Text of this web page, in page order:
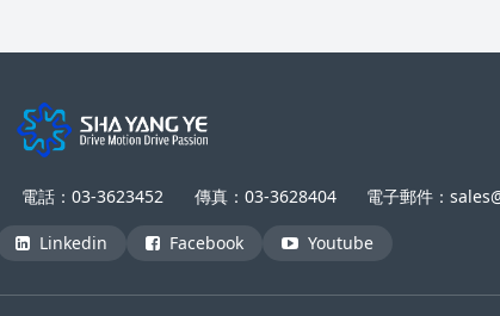
電話：03-3623452 傳真：03-3628404 電子郵件：
Linkedin Facebook Youtube